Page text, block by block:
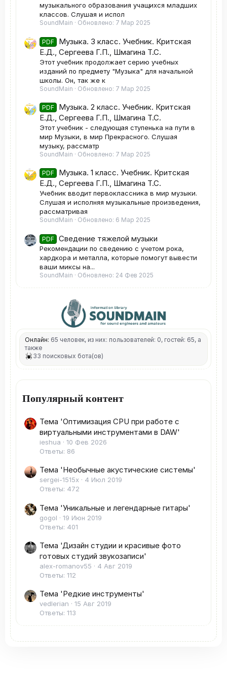
музыкального образования учащихся младших
классов. Слушая и испол
SoundMain Обновлено: 7 Мар 2025
PDF
Музыка. 3 класс. Учебник. Критская
Е.Д., Сергеева Г.П., Шмагина Т.С.
Этот учебник продолжает серию учебных
изданий по предмету "Музыка" для начальной
школы. Он, так же к
SoundMain Обновлено: 7 Мар 2025
PDF
Музыка. 2 класс. Учебник. Критская
Е.Д., Сергеева Г.П., Шмагина Т.С.
Этот учебник - следующая ступенька на пути в
мир Музыки, в мир Прекрасного. Слушая
музыку, рассматр
SoundMain Обновлено: 7 Мар 2025
PDF
Музыка. 1 класс. Учебник. Критская
Е.Д., Сергеева Г.П., Шмагина Т.С.
Учебник вводит первоклассника в мир музыки.
Слушая и исполняя музыкальные произведения,
рассматривая
SoundMain Обновлено: 6 Мар 2025
PDF Сведение тяжелой музыки
Рекомендации по сведению с учетом рока,
хардкора и металла, которые помогут вывести
ваши миксы на...
SoundMain Обновлено: 24 Фев 2025
Онлайн: 65 человек, из них: пользователей: 0, гостей: 65, а
также
33 поисковых бота(ов)
Популярный контент
Тема 'Оптимизация CPU при работе с
виртуальными инструментами в DAW'
ieshua
10 Фев 2026
Ответы: 86
Тема 'Необычные акустические системы'
sergei-1515x
4 Июл 2019
Ответы: 472
Тема 'Уникальные и легендарные гитары'
gogol
19 Июн 2019
Ответы: 401
Тема 'Дизайн студии и красивые фото
готовых студий звукозаписи'
alex-romanov55
4 Авг 2019
Ответы: 112
Тема 'Редкие инструменты'
vedlerian
15 Авг 2019
Ответы: 113